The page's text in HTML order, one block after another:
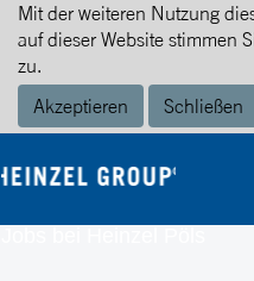
Mit der weiteren Nutzung
auf dieser Website stimmen
zu.
Akzeptieren
Schließen